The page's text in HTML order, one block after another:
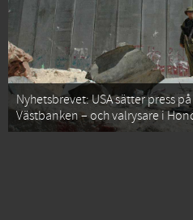
Nyhetsbrevet: USA sätter press
Västbanken – och valrysare i